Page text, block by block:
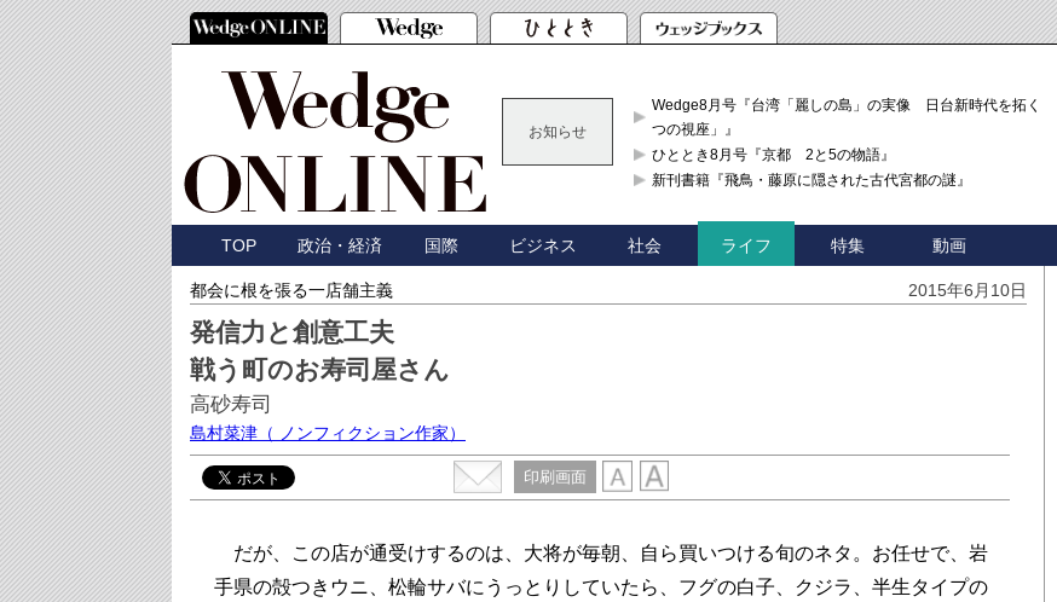
お知らせ
Wedge8月号『台湾「麗しの島」の実像 日台新時代を拓く「3
つの視座」』
ひととき8月号『京都 2と5の物語』
新刊書籍『飛鳥・藤原に隠された古代宮都の謎』
TOP 政治・経済 国際 ビジネス 社会 ライフ 特集 動画
都会に根を張る一店舗主義 2015年6月10日
発信力と創意工夫
戦う町のお寿司屋さん
高砂寿司
島村菜津 （ ノンフィクション作家）
印刷画面
だが、この店が通受けするのは、大将が毎朝、自ら買いつける旬のネタ。お任せで、岩
手県の殻つきウニ、松輪サバにうっとりしていたら、フグの白子、クジラ、半生タイプの